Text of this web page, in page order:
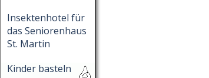
Insektenhotel für
das Seniorenhaus
St. Martin
Kinder basteln